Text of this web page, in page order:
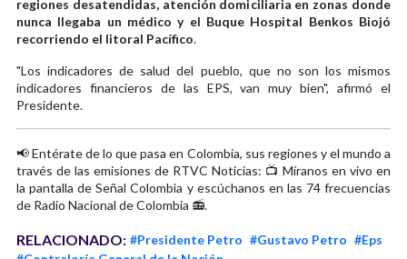
regiones desatendidas, atención domiciliaria en zonas donde
nunca llegaba un médico y el Buque Hospital Benkos Biojó
recorriendo el litoral Pacífico.
"Los indicadores de salud del pueblo, que no son los mismos
indicadores financieros de las EPS, van muy bien", afirmó el
Presidente.
📢 Entérate de lo que pasa en Colombia, sus regiones y el mundo a
través de las emisiones de RTVC Noticias: 📺 Míranos en vivo en
la pantalla de Señal Colombia y escúchanos en las 74 frecuencias
de Radio Nacional de Colombia 📻.
RELACIONADO: #Presidente Petro #Gustavo Petro #Eps